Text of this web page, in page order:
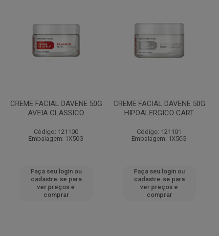
CREME FACIAL DAVENE 50G
AVEIA CLASSICO
Código: 121100
Embalagem: 1X50G
Faça seu login ou
cadastre-se para
ver preços e
comprar
CREME FACIAL DAVENE 50G
HIPOALERGICO CART
Código: 121101
Embalagem: 1X50G
Faça seu login ou
cadastre-se para
ver preços e
comprar